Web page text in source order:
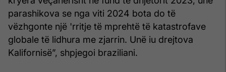
parashikova se nga viti 2024 bota do të
vëzhgonte një 'rritje të mprehtë të katastrofave
globale të lidhura me zjarrin. Unë iu drejtova
Kalifornisë”, shpjegoi braziliani.